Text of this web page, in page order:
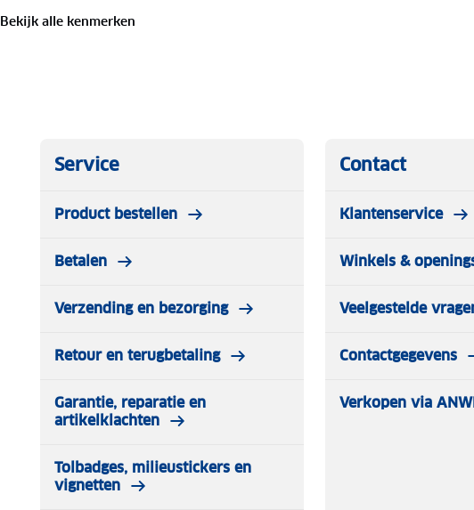
Bekijk alle kenmerken
Service
Product bestellen
Betalen
Verzending en bezorging
Retour en terugbetaling
Garantie, reparatie en
artikelklachten
Tolbadges, milieustickers en
vignetten
Contact
Klantenservice
Winkels &
Veelgestelde
Contactgegevens
Verkopen via